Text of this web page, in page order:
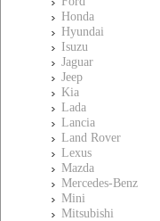
Honda
Hyundai
Isuzu
Jaguar
Jeep
Kia
Lada
Lancia
Land Rover
Lexus
Mazda
Mercedes-Benz
Mini
Mitsubishi